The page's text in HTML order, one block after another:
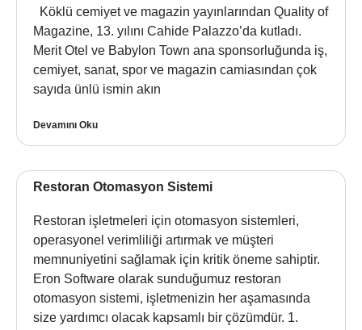
Köklü cemiyet ve magazin yayınlarından Quality of
Magazine, 13. yılını Cahide Palazzo’da kutladı.
Merit Otel ve Babylon Town ana sponsorluğunda iş,
cemiyet, sanat, spor ve magazin camiasından çok
sayıda ünlü ismin akın
Devamını Oku
Restoran Otomasyon Sistemi
Restoran işletmeleri için otomasyon sistemleri,
operasyonel verimliliği artırmak ve müşteri
memnuniyetini sağlamak için kritik öneme sahiptir.
Eron Software olarak sunduğumuz restoran
otomasyon sistemi, işletmenizin her aşamasında
size yardımcı olacak kapsamlı bir çözümdür. 1.